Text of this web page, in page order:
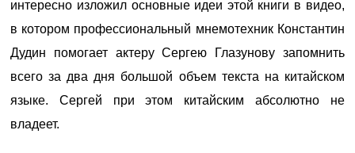
интересно изложил основные идеи этой книги в видео,
в котором профессиональный мнемотехник Константин
Дудин помогает актеру Сергею Глазунову запомнить
всего за два дня большой объем текста на китайском
языке. Сергей при этом китайским абсолютно не
владеет.